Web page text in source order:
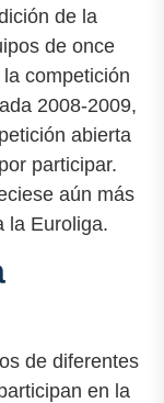
de la
de once
competición
2008-2009,
abierta
participar.
aún más
la Euroliga.
de diferentes
en la